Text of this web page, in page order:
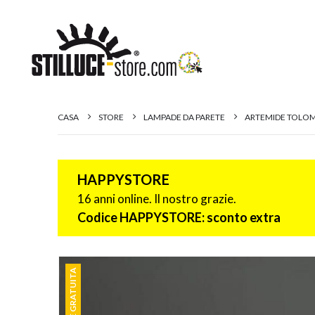
CASA STORE LAMPADE DA PARETE ARTEMIDE
HAPPYSTORE
16 anni online. Il nostro grazie.
Codice HAPPYSTORE: sconto extra